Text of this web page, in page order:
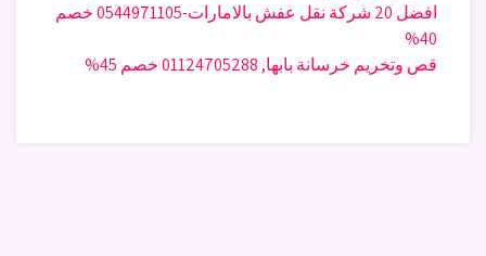
افضل 20 شركة نقل عفش بالامارات-0544971105 خصم
40%
قص وتخريم خرسانة بابها, 01124705288 خصم 45%